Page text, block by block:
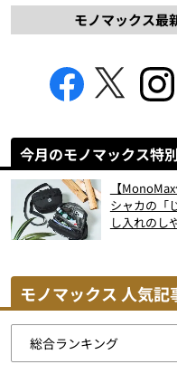
モノマックス最
今月のモノマックス特
【
シャカの「
し入れのし
モノマックス 人気記